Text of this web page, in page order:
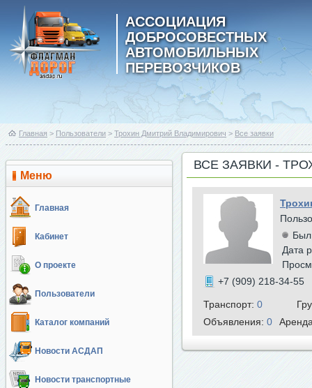
АССОЦИАЦИЯ
ДОБРОСОВЕСТНЫХ
АВТОМОБИЛЬНЫХ
ПЕРЕВОЗЧИКОВ
Главная > Пользователи > Трохин Дмитрий Владимирович > Все заявки
Меню
Главная
Кабинет
О проекте
Пользователи
Каталог компаний
Новости АСДАП
Новости транспортные
ВСЕ ЗАЯВКИ -
Был
Дата
+7 (909) 218-34-55
Транспорт: 0
Объявления: 0